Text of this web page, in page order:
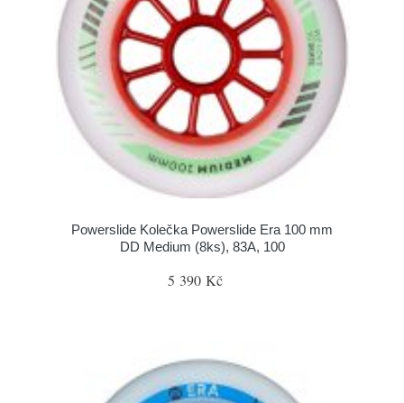
Powerslide Kolečka Powerslide Era 100 mm
DD Medium (8ks), 83A, 100
5 390 Kč